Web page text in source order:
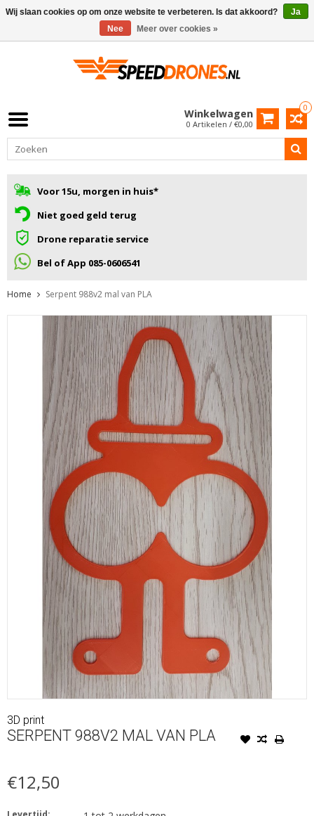
0
Winkelwagen
0 Artikelen / €0,00
Voor 15u, morgen in huis*
Niet goed geld terug
Drone reparatie service
Bel of App 085-0606541
Home Serpent 988v2 mal van PLA
3D print
SERPENT 988V2 MAL VAN PLA
€12,50
Wij slaan cookies op om onze website te verbeteren. Is dat akkoord?
Ja
Nee
Meer over cookies »